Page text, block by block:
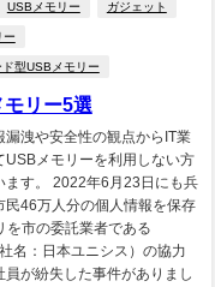
USBメモリー ガジェット
ー
型USBメモリー
リー5選
漏洩や安全性の観点からIT業
USBメモリーを利用しない方
ます。 2022年6月23日にも兵
民46万人分の個人情報を保存
を市の委託業者である
名：日本ユニシス）の協力
員が紛失した事件がありまし